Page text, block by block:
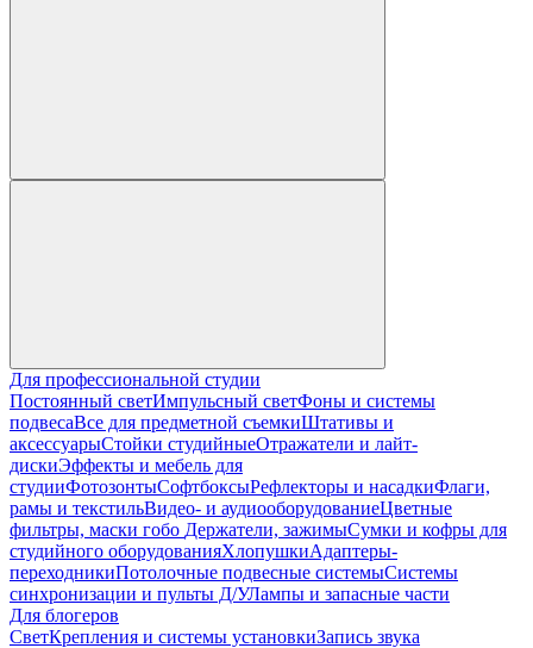
Для профессиональной студии
Постоянный светИмпульсный светФоны и системы
подвесаВсе для предметной съемкиШтативы и
аксессуарыСтойки студийныеОтражатели и лайт-
дискиЭффекты и мебель для
студииФотозонтыСофтбоксыРефлекторы и насадкиФлаги,
рамы и текстильВидео- и аудиооборудованиеЦветные
фильтры, маски гобо Держатели, зажимыСумки и кофры для
студийного оборудованияХлопушкиАдаптеры-
переходникиПотолочные подвесные системыСистемы
синхронизации и пульты Д/УЛампы и запасные части
Для блогеров
СветКрепления и системы установкиЗапись звука